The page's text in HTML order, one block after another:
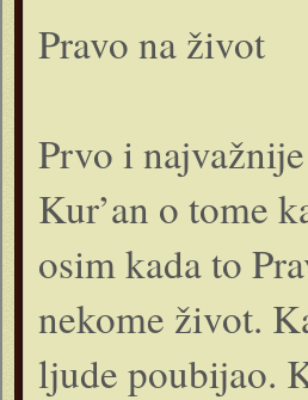
Pravo na život
Prvo i
Kur’an o tome
osim kada to
nekome život.
ljude poubijao.